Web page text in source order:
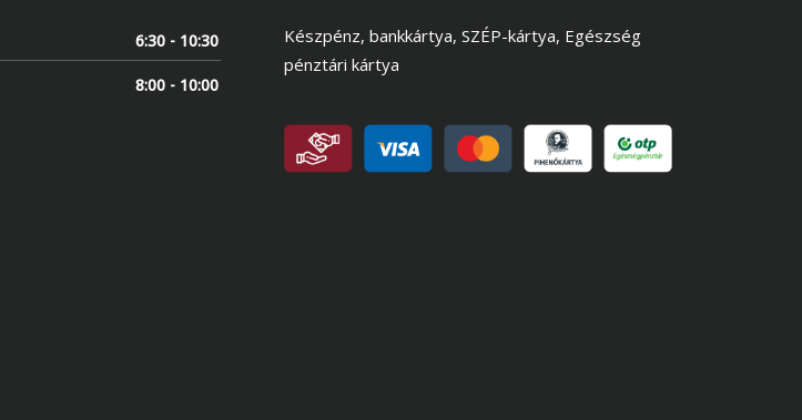
6:30 - 10:30
8:00 - 10:00
Készpénz, bankkártya, SZÉP-kártya, Egészség
pénztári kártya